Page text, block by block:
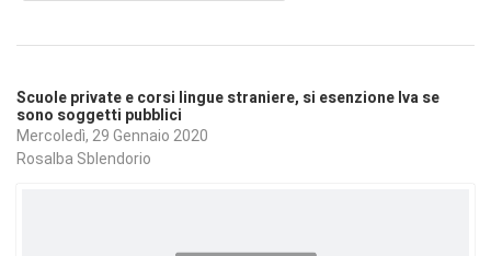
Scuole private e corsi lingue straniere, si esenzione Iva se
sono soggetti pubblici
Mercoledì, 29 Gennaio 2020
Rosalba Sblendorio